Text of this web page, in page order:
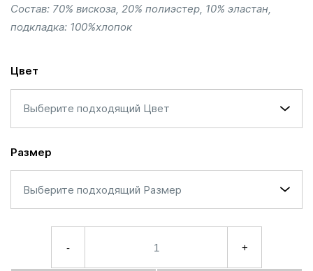
Состав: 70% вискоза, 20% полиэстер, 10% эластан,
подкладка: 100%хлопок
Цвет
Выберите подходящий Цвет
Размер
Выберите подходящий Размер
- +